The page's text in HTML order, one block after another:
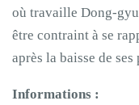
où travaille Dong-
être contraint à se
après la baisse de
Informations :